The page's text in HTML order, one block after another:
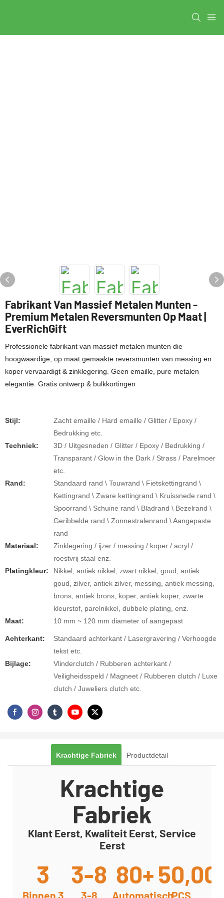
Fabrikant Van Massief Metalen Munten -
Premium Metalen Reversmunten Op Maat |
EverRichGift
Professionele fabrikant van massief metalen munten die
hoogwaardige, op maat gemaakte reversmunten van messing en
koper vervaardigt & zinklegering. Geen emaille, pure metalen
elegantie. Gratis ontwerp & bulkkortingen
Stijl:
Zacht emaille / Hard emaille / Glitter / Epoxy /
Bedrukking etc.
Techniek:
3D / Uitgesneden / Glitter / Epoxy / Bedrukking /
Transparant / Glow in the Dark / Strass / Parelmoer
etc.
Rand:
Standaard rand \ Touwrand \ Fietskettingrand \
Kettingrand \ Zware kettingrand \ Kruissnede rand \
Spoorrand \ Schuine rand \ Bladrand \ Bezelrand \
Geribbelde rand \ Zonnestralenrand \ Aangepaste
rand
Materiaal:
Zinklegering / ijzer / messing / koper / acryl /
roestvrij staal enz.
Platingkleur:
Nikkel, antiek nikkel, zwart nikkel, goud, antiek
goud, zilver, antiek zilver, messing, antiek messing,
brons, antiek brons, koper, antiek koper, zwarte
kleurstof, parelnikkel, dubbele plating, enz.
Maat:
10 mm ~ 120 mm diameter of aangepast
Achterkant:
Standaard achterkant / Lasergravering / Verhoogde
tekst etc.
Bijlage:
Vlinderclutch / Rubberen achterkant /
Veiligheidsspeld / Magneet / Rubberen clutch / Luxe
clutch / Juweliers clutch etc.
Krachtige Fabriek Productdetail
Krachtige
Fabriek
Klant Eerst, Kwaliteit Eerst, Service
Eerst
3
Binnen 3
3-8
3-8
80+
AutomatischPCS